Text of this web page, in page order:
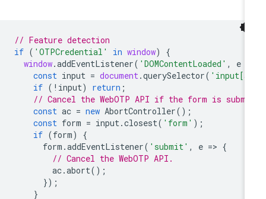
// Feature detection
if ('OTPCredential' in window
window.addEventListener('DOMContentLoaded'
const input = document.querySelector(
if (!input) return
// Cancel the WebOTP API if the form is
const ac = new AbortController
const form = input.closest('form'
if (form
form.addEventListener('submit' e =
// Cancel the WebOTP API.
ac.abort